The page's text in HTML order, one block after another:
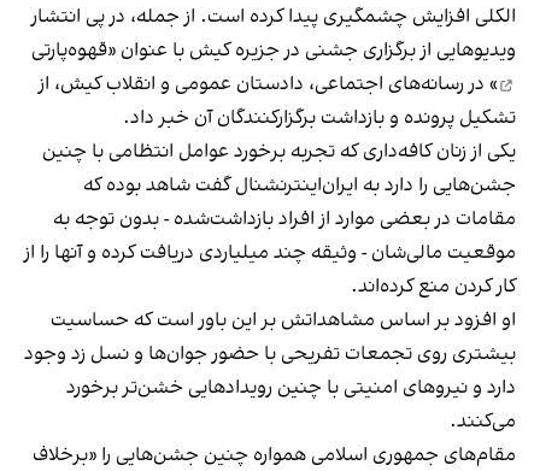
الکلی افزایش چشمگیری پیدا کرده است. از جمله، در پی انتشار
ویدیوهایی از برگزاری جشنی در جزیره کیش با عنوان «قهوه‌پارتی
» در رسانه‌های اجتماعی، دادستان عمومی و انقلاب کیش، از
تشکیل پرونده و بازداشت برگزارکنندگان آن خبر داد.
یکی از زنان کافه‌داری که تجربه برخورد عوامل انتظامی با چنین
جشن‌هایی را دارد به ایران‌اینترنشنال گفت شاهد بوده که
مقامات در بعضی موارد از افراد بازداشت‌‌شده - بدون توجه به
موقعیت مالی‌شان - وثیقه چند میلیاردی دریافت کرده و آنها را از
کار کردن منع کرده‌اند.
او افزود بر اساس مشاهداتش بر این باور است که حساسیت
بیشتری روی تجمعات تفریحی با حضور جوان‌ها و نسل زد وجود
دارد و نیروهای امنیتی با چنین رویدادهایی خشن‌تر برخورد
می‌کنند.
مقام‌های جمهوری اسلامی همواره چنین جشن‌هایی را «برخلاف